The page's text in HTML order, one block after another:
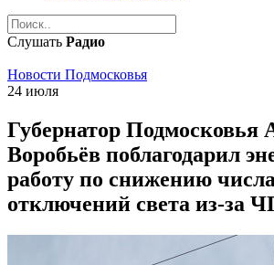
Слушать Радио
Новости Подмосковья
24 июля
Губернатор Подмосковья
Воробьёв поблагодарил
работу по снижению числа
отключений света из-за